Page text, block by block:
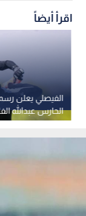
اقرأ أيضاً
الفيصلي يعلن
الحارس عبدالله